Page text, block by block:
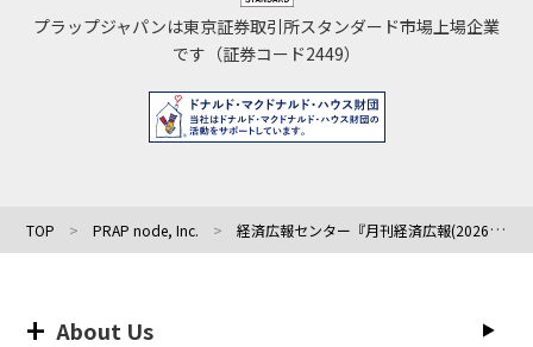
プラップジャパンは東京証券取引所スタンダード市場上場企業
です（証券コード2449）
TOP PRAP node, Inc. 経済広報センター『月刊経済広報(2026年5月号)』に、プラップノード 野中透の寄稿文が掲載されました
About Us